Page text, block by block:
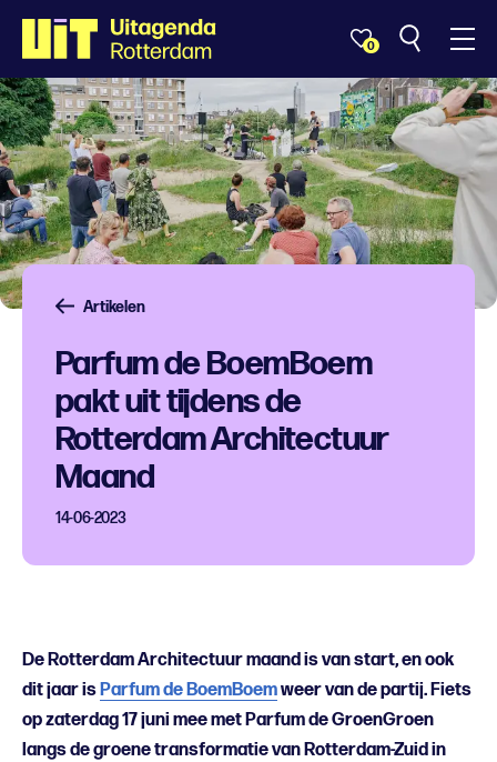
0
Artikelen
Parfum de BoemBoem
pakt uit tijdens de
Rotterdam Architectuur
Maand
14-06-2023
De Rotterdam Architectuur maand is van start, en ook
dit jaar isParfum de BoemBoemweer van de partij. Fiets
op zaterdag 17 juni mee met Parfum de GroenGroen
langs de groene transformatie van Rotterdam-Zuid in